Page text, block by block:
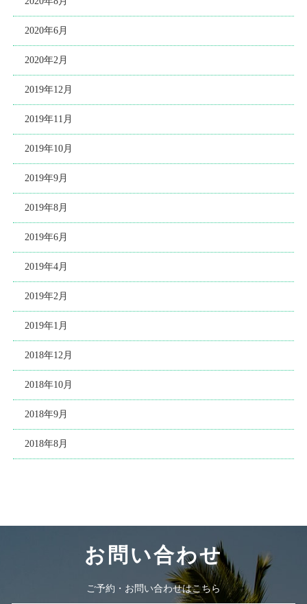
2020年6月
2020年2月
2019年12月
2019年11月
2019年10月
2019年9月
2019年8月
2019年6月
2019年4月
2019年2月
2019年1月
2018年12月
2018年10月
2018年9月
2018年8月
お問い合わせ
ご予約・お問い合わせはこちら